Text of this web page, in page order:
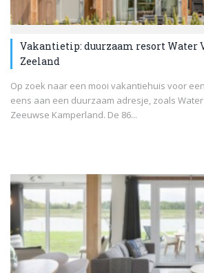
Vakantietip: duurzaam resort Water
Zeeland
Op zoek naar een mooi vakantiehuis voor
eens aan een duurzaam adresje, zoals
Zeeuwse Kamperland. De 86...